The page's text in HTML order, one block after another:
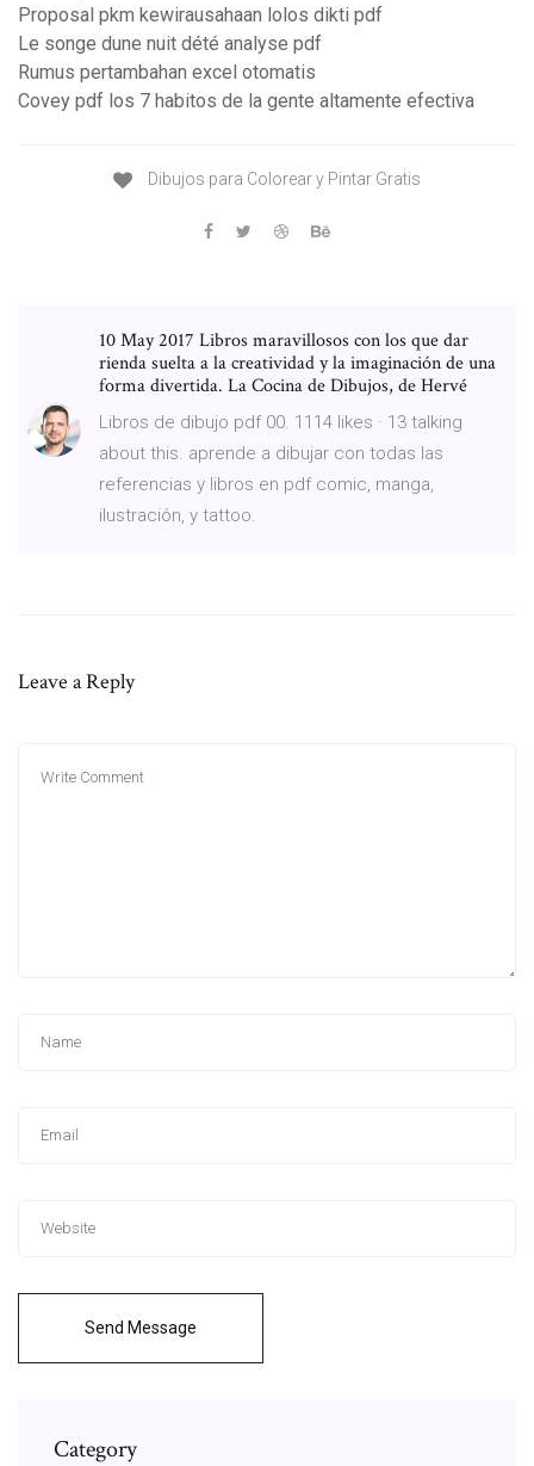
Proposal pkm kewirausahaan lolos dikti pdf
Le songe dune nuit dété analyse pdf
Rumus pertambahan excel otomatis
Covey pdf los 7 habitos de la gente altamente efectiva
Dibujos para Colorear y Pintar Gratis
10 May 2017 Libros maravillosos con los que dar
rienda suelta a la creatividad y la imaginación de una
forma divertida. La Cocina de Dibujos, de Hervé
Libros de dibujo pdf 00. 1114 likes · 13 talking
about this. aprende a dibujar con todas las
referencias y libros en pdf comic, manga,
ilustración, y tattoo.
Leave a Reply
Send Message
Category